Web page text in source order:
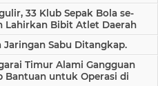
33 Klub Sepak Bola se-
Lahirkan Bibit Atlet Daerah
Jaringan Sabu Ditangkap.
Timur Alami Gangguan
Bantuan untuk Operasi di